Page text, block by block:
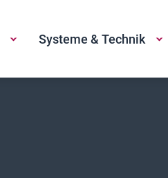
Systeme & Technik